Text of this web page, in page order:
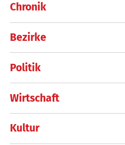
Chronik
Bezirke
Politik
Wirtschaft
Kultur